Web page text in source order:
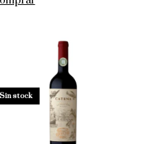
Sin stock